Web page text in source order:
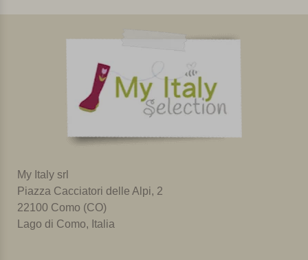
My Italy srl
Piazza Cacciatori delle Alpi, 2
22100 Como (CO)
Lago di Como, Italia